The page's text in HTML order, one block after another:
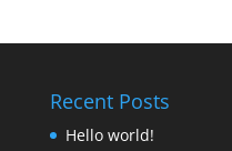
Recent Posts
Hello world!